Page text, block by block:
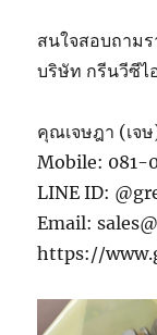
สนใจสอบถามร
บริษัท กรีนวีซีไ
คุณเจษฎา (เจ
Mobile: 081-
LINE ID:
Email:
https://